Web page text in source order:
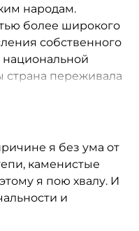
народам.
более широкого
собственного
страна переживала
Одной из
времени стал
в Германии в
он попытался
модели на
карьера
я без ума от
каменистые
я пою хвалу. И
и